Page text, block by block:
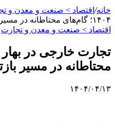
خانه/ اقتصاد > صنعت و معدن و
۱۴۰۴؛ گام‌های محتاطانه در مسیر بازتنظیم مبادلات
اقتصاد > صنعت و معدن و تجارت
محتاطانه در مسیر
۱۴۰۴/۰۴/۱۳